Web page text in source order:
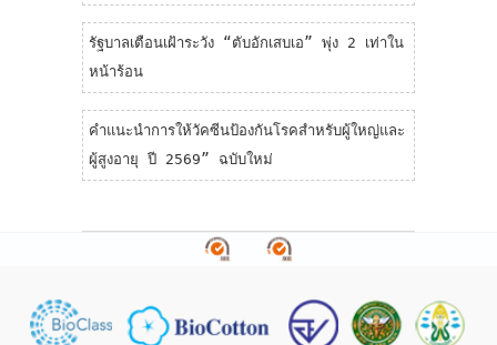
รัฐบาลเตือนเฝ้าระวัง “ตับอักเสบเอ” พุ่ง 2 เท่าใน
หน้าร้อน
คำแนะนำการให้วัคซีนป้องกันโรคสำหรับผู้ใหญ่และ
ผู้สูงอายุ ปี 2569” ฉบับใหม่